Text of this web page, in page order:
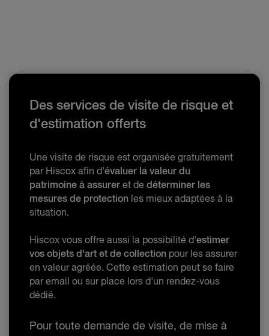
Des services de visite de risque et
d'estimation offerts
Une visite de risque est organisée gratuitement
par Hiscox afin d'évaluer la valeur du
patrimoine à assurer et de déterminer les
mesures de protection les mieux adaptées à la
situation.
Hiscox vous offre aussi la possibilité d'estimer
vos objets d'art et de collection pour les assurer
en valeur agréée. Cette estimation peut se faire
par email ou sur place lors d'un rendez-vous
dédié.
Pour toute demande de visite, de mise à